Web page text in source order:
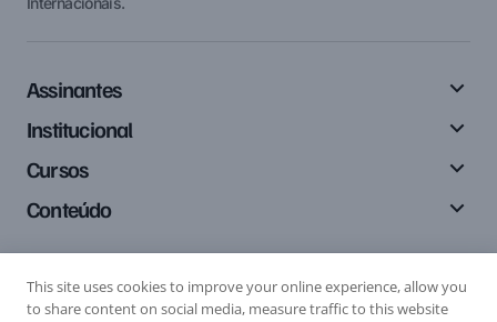
Assinantes
Institucional
Cursos
Conteúdo
Siga-nos
This site uses cookies to improve your online experience, allow you
to share content on social media, measure traffic to this website